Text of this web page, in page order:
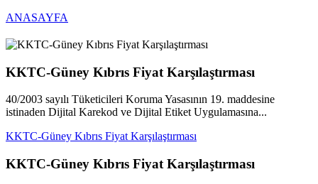
ANASAYFA
KKTC-Güney Kıbrıs Fiyat Karşılaştırması
40/2003 sayılı Tüketicileri Koruma Yasasının 19. maddesine
istinaden Dijital Karekod ve Dijital Etiket Uygulamasına...
KKTC-Güney Kıbrıs Fiyat Karşılaştırması
KKTC-Güney Kıbrıs Fiyat Karşılaştırması